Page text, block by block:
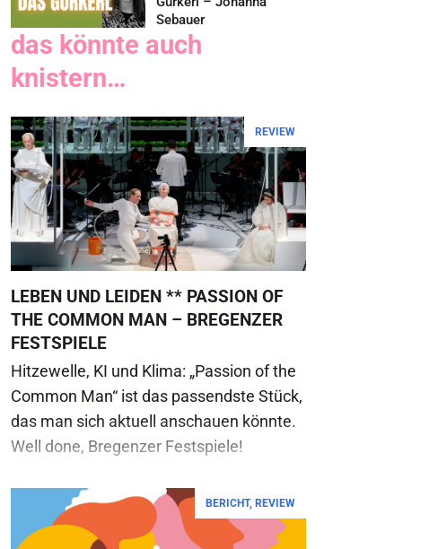
Sebauer
das könnte auch
knistern…
REVIEW
LEBEN UND LEIDEN ** PASSION OF
THE COMMON MAN – BREGENZER
FESTSPIELE
Hitzewelle, KI und Klima: „Passion of the
Common Man“ ist das passendste Stück,
das man sich aktuell anschauen könnte.
Well done, Bregenzer Festspiele!
BERICHT, REVIEW